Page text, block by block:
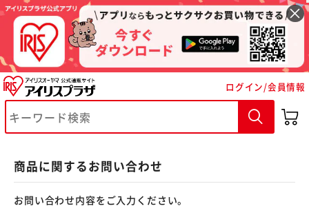
ログイン/会員情報
商品に関するお問い合わせ
お問い合わせ内容をご入力ください。
※ご確認ください
カートに入れる